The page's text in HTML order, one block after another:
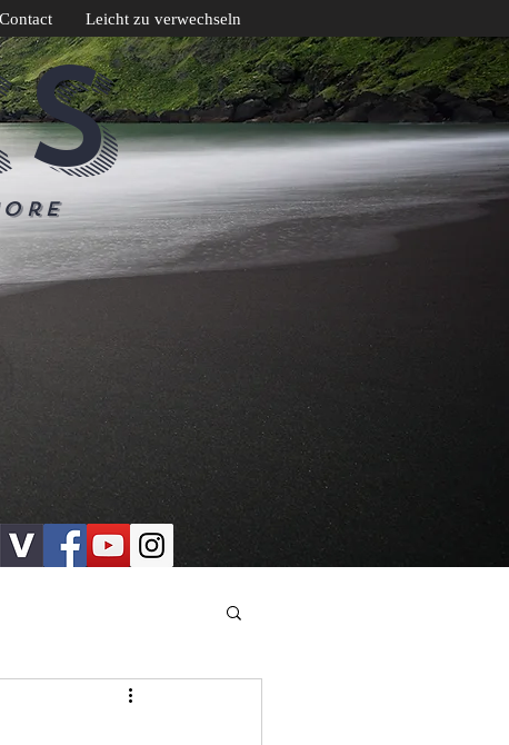
Contact Leicht zu verwechseln